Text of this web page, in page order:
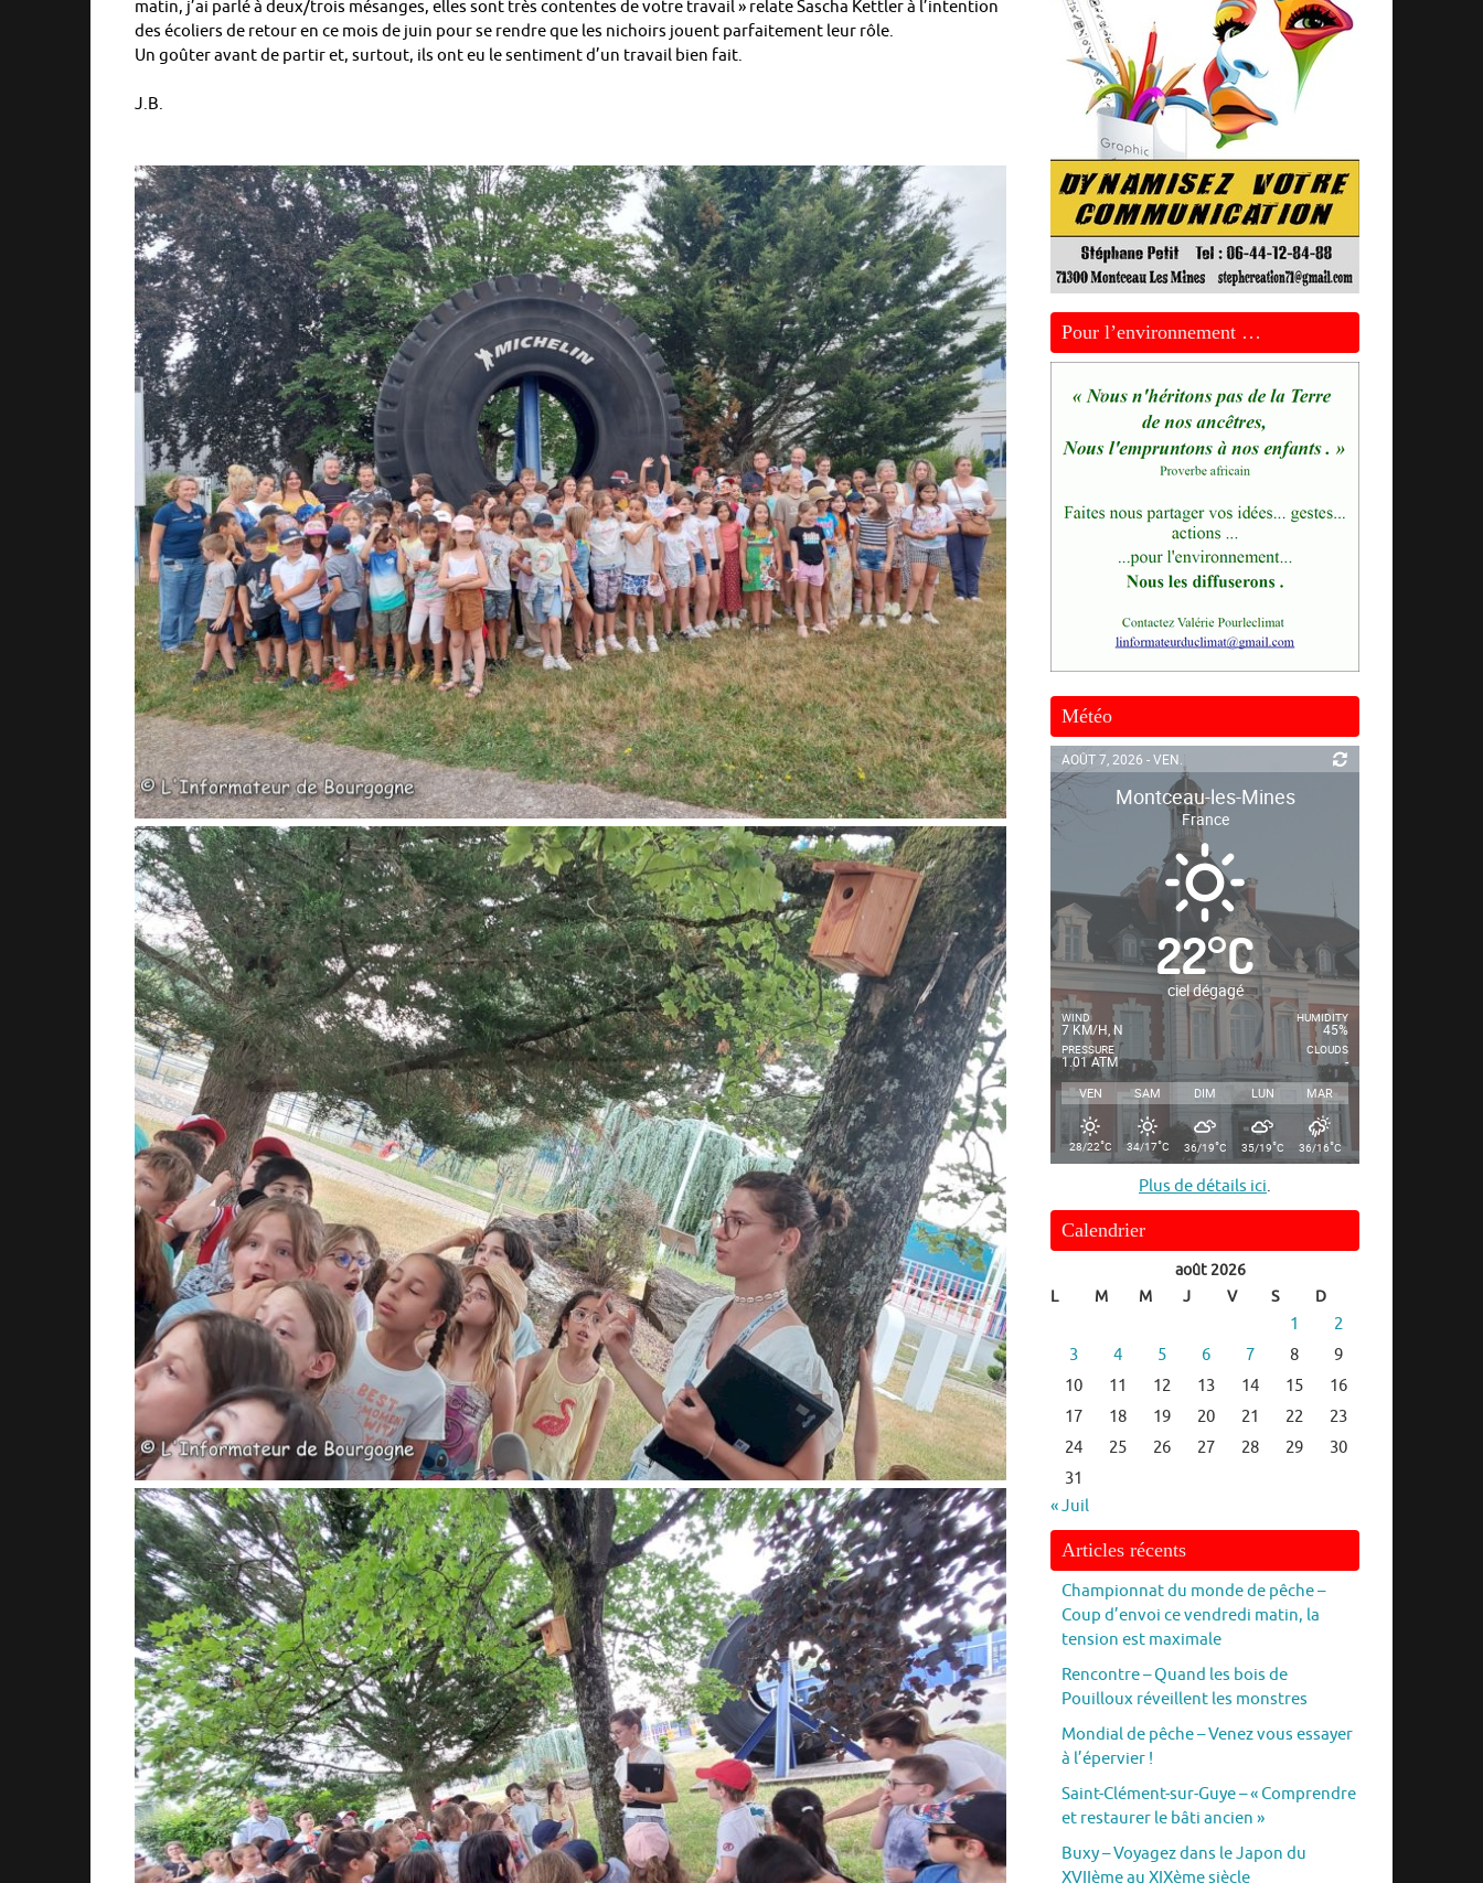
matin, j’ai parlé à deux/trois mésanges, elles sont très contentes de votre travail » relate Sascha Kettler à l’intention
des écoliers de retour en ce mois de juin pour se rendre que les nichoirs jouent parfaitement leur rôle.
Un goûter avant de partir et, surtout, ils ont eu le sentiment d’un travail bien fait.
J.B.
Pour l’environnement …
Météo
AOÛT 7, 2026 - VEN.
Montceau-les-Mines
France
22°C
ciel dégagé
WIND
7 KM/H, N
PRESSURE
1.01 ATM
HUMIDITY
45%
CLOUDS
-
VEN SAM DIM LUN MAR
28/22°C 34/17°C 36/19°C 35/19°C 36/16°C
Plus de détails ici.
Calendrier
août 2026
L
M M J V S D
1
2
3
4 5 6 7 8
9
10
11 12 13 14 15
16
17
18 19 20 21 22
23
24
25 26 27 28 29
30
31
« Juil
Articles récents
Championnat du monde de pêche –
Coup d’envoi ce vendredi matin, la
tension est maximale
Rencontre – Quand les bois de
Pouilloux réveillent les monstres
Mondial de pêche – Venez vous essayer
à l’épervier !
Saint-Clément-sur-Guye – « Comprendre
et restaurer le bâti ancien »
Buxy – Voyagez dans le Japon du
XVIIème au XIXème siècle